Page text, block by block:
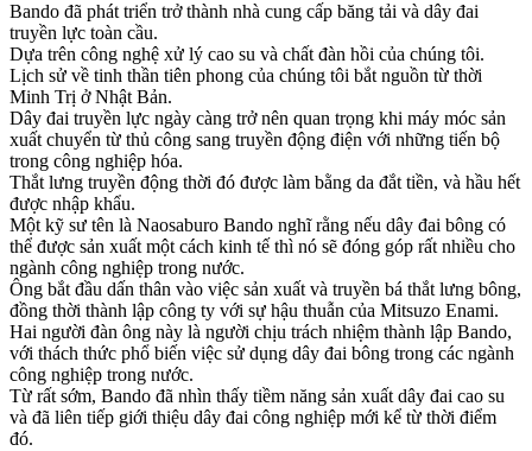
Bando đã phát triển trở thành nhà cung cấp băng tải và dây đai
truyền lực toàn cầu.
Dựa trên công nghệ xử lý cao su và chất đàn hồi của chúng tôi.
Lịch sử về tinh thần tiên phong của chúng tôi bắt nguồn từ thời
Minh Trị ở Nhật Bản.
Dây đai truyền lực ngày càng trở nên quan trọng khi máy móc sản
xuất chuyển từ thủ công sang truyền động điện với những tiến bộ
trong công nghiệp hóa.
Thắt lưng truyền động thời đó được làm bằng da đắt tiền, và hầu hết
được nhập khẩu.
Một kỹ sư tên là Naosaburo Bando nghĩ rằng nếu dây đai bông có
thể được sản xuất một cách kinh tế thì nó sẽ đóng góp rất nhiều cho
ngành công nghiệp trong nước.
Ông bắt đầu dấn thân vào việc sản xuất và truyền bá thắt lưng bông,
đồng thời thành lập công ty với sự hậu thuẫn của Mitsuzo Enami.
Hai người đàn ông này là người chịu trách nhiệm thành lập Bando,
với thách thức phổ biến việc sử dụng dây đai bông trong các ngành
công nghiệp trong nước.
Từ rất sớm, Bando đã nhìn thấy tiềm năng sản xuất dây đai cao su
và đã liên tiếp giới thiệu dây đai công nghiệp mới kể từ thời điểm
đó.